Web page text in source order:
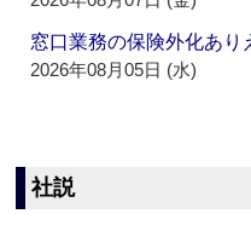
窓口業務の保険外化あり
2026年08月05日 (水)
社説